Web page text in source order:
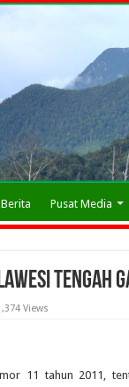
Berita Pusat Media
Tengah
Views
11 tahun 2011,